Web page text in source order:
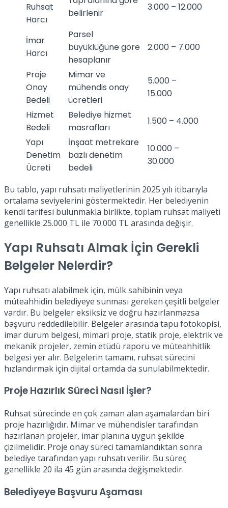
Ruhsat
Harcı
belirlenir
3.000 – 12.000
İmar
Harcı
Parsel
büyüklüğüne göre
hesaplanır
2.000 – 7.000
Proje
Onay
Bedeli
Mimar ve
mühendis onay
ücretleri
5.000 –
15.000
Hizmet
Bedeli
Belediye hizmet
masrafları
1.500 – 4.000
Yapı
Denetim
Ücreti
İnşaat metrekare
bazlı denetim
bedeli
10.000 –
30.000
Bu tablo, yapı ruhsatı maliyetlerinin 2025 yılı itibarıyla
ortalama seviyelerini göstermektedir. Her belediyenin
kendi tarifesi bulunmakla birlikte, toplam ruhsat maliyeti
genellikle 25.000 TL ile 70.000 TL arasında değişir.
Yapı Ruhsatı Almak İçin Gerekli
Belgeler Nelerdir?
Yapı ruhsatı alabilmek için, mülk sahibinin veya
müteahhidin belediyeye sunması gereken çeşitli belgeler
vardır. Bu belgeler eksiksiz ve doğru hazırlanmazsa
başvuru reddedilebilir. Belgeler arasında tapu fotokopisi,
imar durum belgesi, mimari proje, statik proje, elektrik ve
mekanik projeler, zemin etüdü raporu ve müteahhitlik
belgesi yer alır. Belgelerin tamamı, ruhsat sürecini
hızlandırmak için dijital ortamda da sunulabilmektedir.
Proje Hazırlık Süreci Nasıl İşler?
Ruhsat sürecinde en çok zaman alan aşamalardan biri
proje hazırlığıdır. Mimar ve mühendisler tarafından
hazırlanan projeler, imar planına uygun şekilde
çizilmelidir. Proje onay süreci tamamlandıktan sonra
belediye tarafından yapı ruhsatı verilir. Bu süreç
genellikle 20 ila 45 gün arasında değişmektedir.
Belediyeye Başvuru Aşaması